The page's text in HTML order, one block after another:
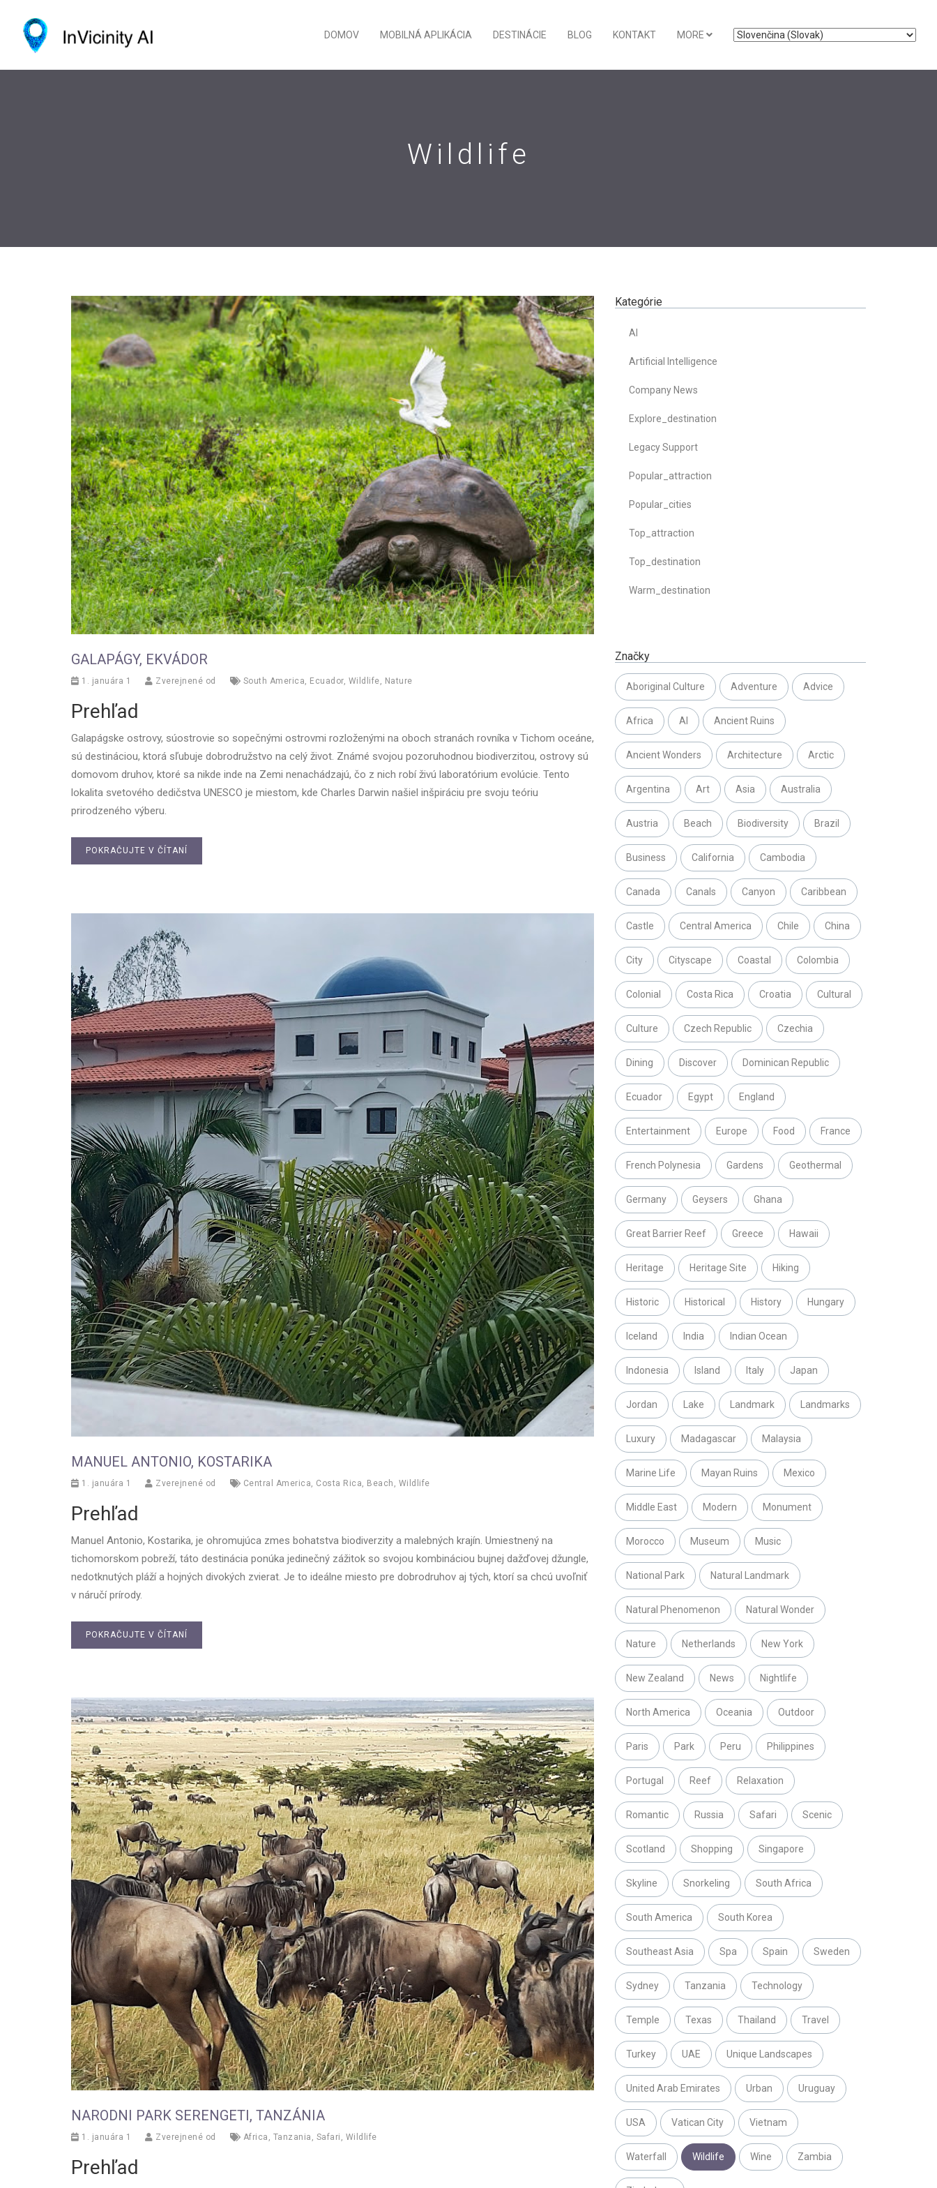
DOMOV MOBILNÁ APLIKÁCIA DESTINÁCIE BLOG KONTAKT MORE
Wildlife
GALAPÁGY, EKVÁDOR
1. januára 1 Zverejnené od South America, Ecuador, Wildlife, Nature
Prehľad
Galapágske ostrovy, súostrovie so sopečnými ostrovmi rozloženými na oboch stranách rovníka v Tichom oceáne,
sú destináciou, ktorá sľubuje dobrodružstvo na celý život. Známé svojou pozoruhodnou biodiverzitou, ostrovy sú
domovom druhov, ktoré sa nikde inde na Zemi nenachádzajú, čo z nich robí živú laboratórium evolúcie. Tento
lokalita svetového dedičstva UNESCO je miestom, kde Charles Darwin našiel inšpiráciu pre svoju teóriu
prirodzeného výberu.
POKRAČUJTE V ČÍTANÍ
MANUEL ANTONIO, KOSTARIKA
1. januára 1 Zverejnené od Central America, Costa Rica, Beach , Wildlife
Prehľad
Manuel Antonio, Kostarika, je ohromujúca zmes bohatstva biodiverzity a malebných krajín. Umiestnený na
tichomorskom pobreží, táto destinácia ponúka jedinečný zážitok so svojou kombináciou bujnej dažďovej džungle,
nedotknutých pláží a hojných divokých zvierat. Je to ideálne miesto pre dobrodruhov aj tých, ktorí sa chcú uvoľniť
v náručí prírody.
POKRAČUJTE V ČÍTANÍ
NARODNI PARK SERENGETI, TANZÁNIA
1. januára 1 Zverejnené od Africa Tanzania Safari Wildlife
Prehľad
Kategórie
AI
Artificial Intelligence
Company News
Explore_destination
Legacy Support
Popular_attraction
Popular_cities
Top_attraction
Top_destination
Warm_destination
Značky
Aboriginal Culture Adventure Advice
Africa AI Ancient Ruins
Ancient Wonders Architecture Arctic
Argentina Art Asia Australia
Austria Beach Biodiversity Brazil
Business California Cambodia
Canada Canals Canyon Caribbean
Castle Central America Chile China
City Cityscape Coastal Colombia
Colonial Costa Rica Croatia Cultural
Culture Czech Republic Czechia
Dining Discover Dominican Republic
Ecuador Egypt England
Entertainment Europe Food France
French Polynesia Gardens Geothermal
Germany Geysers Ghana
Great Barrier Reef Greece Hawaii
Heritage Heritage Site Hiking
Historic Historical History Hungary
Iceland India Indian Ocean
Indonesia Island Italy Japan
Jordan Lake Landmark Landmarks
Luxury Madagascar Malaysia
Marine Life Mayan Ruins Mexico
Middle East Modern Monument
Morocco Museum Music
National Park Natural Landmark
Natural Phenomenon Natural Wonder
Nature Netherlands New York
New Zealand News Nightlife
North America Oceania Outdoor
Paris Park Peru Philippines
Portugal Reef Relaxation
Romantic Russia Safari Scenic
Scotland Shopping Singapore
Skyline Snorkeling South Africa
South America South Korea
Southeast Asia Spa Spain Sweden
Sydney Tanzania Technology
Temple Texas Thailand Travel
Turkey UAE Unique Landscapes
United Arab Emirates Urban Uruguay
USA Vatican City Vietnam
Waterfall Wildlife Wine Zambia